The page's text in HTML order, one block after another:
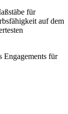
für
auf dem
Engagements für